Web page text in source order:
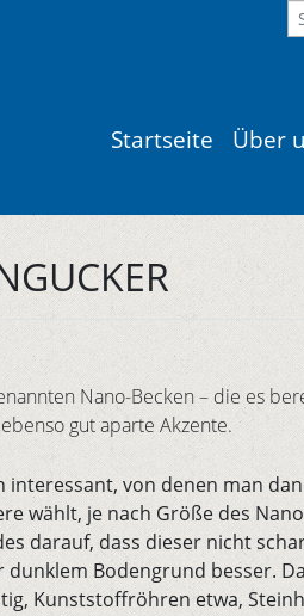
Startseite Über
Nano-Becken – die es
gut aparte Akzente.
interessant, von denen man
wählt, je nach Größe des
darauf, dass dieser nicht
Bodengrund besser.
Kunststoffröhren etwa,